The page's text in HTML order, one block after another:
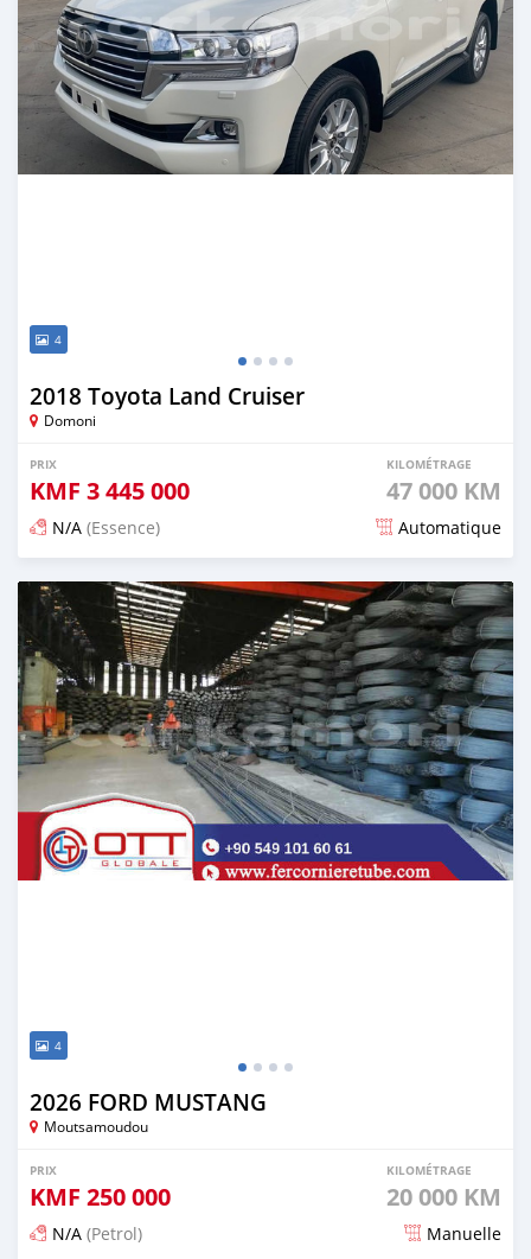
4
2018 Toyota Land Cruiser
Domoni
PRIX
KMF 3 445 000
KILOMÉTRAGE
47 000 KM
N/A (Essence) Automatique
Publié il y a 21 jours
4
2026 FORD MUSTANG
Moutsamoudou
PRIX
KMF 250 000
KILOMÉTRAGE
20 000 KM
N/A (Petrol) Manuelle